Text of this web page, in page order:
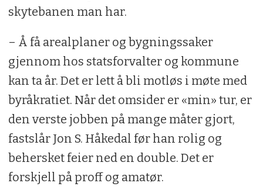
skytebanen man har.
– Å få arealplaner og bygningssaker
gjennom hos statsforvalter og kommune
kan ta år. Det er lett å bli motløs i møte med
byråkratiet. Når det omsider er «min» tur, er
den verste jobben på mange måter gjort,
fastslår Jon S. Håkedal før han rolig og
behersket feier ned en double. Det er
forskjell på proff og amatør.